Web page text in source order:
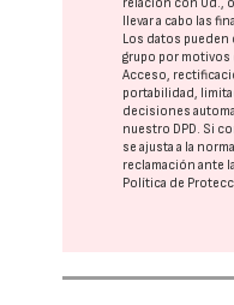
relación con Ud.,
llevar a cabo las
Los datos pueden
grupo por motivos
Acceso,
portabilidad,
decisiones
nuestro DPD. Si
se ajusta a la
reclamación ante
Política de